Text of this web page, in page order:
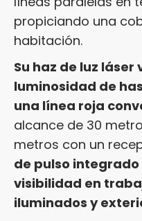
propiciando una
habitación.
Su haz de luz
luminosidad de
una línea roja
alcance de 30
metros con un
de pulso
visibilidad en
iluminados y